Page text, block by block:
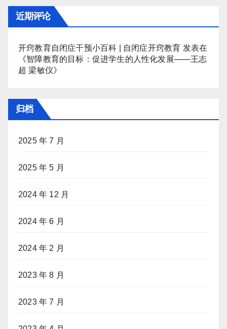
近期评论
开窍教育自闭症干预小百科 | 自闭症开窍教育 发表在
《智障教育的目标：促进学生的人性化发展——王志
超 梁敏仪》
归档
2025 年 7 月
2025 年 5 月
2024 年 12 月
2024 年 6 月
2024 年 2 月
2023 年 8 月
2023 年 7 月